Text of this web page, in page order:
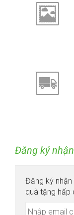
Đăng ký
Đăng ký nhận
quà tặng hấp